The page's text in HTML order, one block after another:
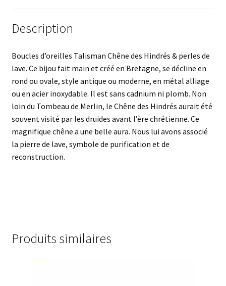
Description
Boucles d’oreilles Talisman Chêne des Hindrés & perles de
lave. Ce bijou fait main et créé en Bretagne, se décline en
rond ou ovale, style antique ou moderne, en métal alliage
ou en acier inoxydable. Il est sans cadnium ni plomb. Non
loin du Tombeau de Merlin, le Chêne des Hindrés aurait été
souvent visité par les druides avant l’ère chrétienne. Ce
magnifique chêne a une belle aura. Nous lui avons associé
la pierre de lave, symbole de purification et de
reconstruction.
Produits similaires